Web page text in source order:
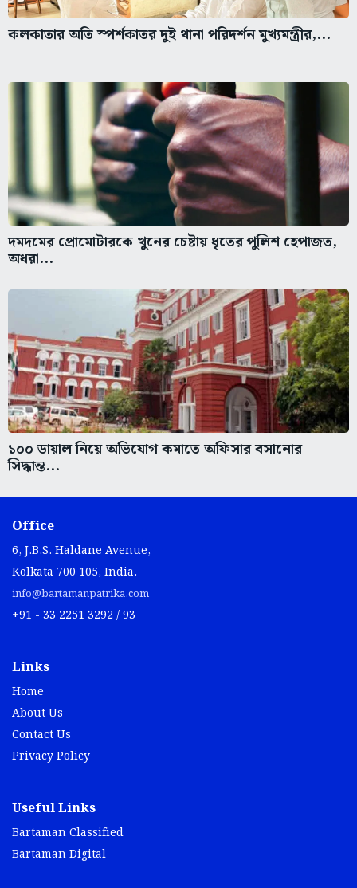
কলকাতার অতি স্পর্শকাতর দুই থানা পরিদর্শন মুখ্যমন্ত্রীর,...
দমদমের প্রোমোটারকে খুনের চেষ্টায় ধৃতের পুলিশ হেপাজত,
অধরা...
১০০ ডায়াল নিয়ে অভিযোগ কমাতে অফিসার বসানোর
সিদ্ধান্ত...
Office
6, J.B.S. Haldane Avenue,
Kolkata 700 105, India.
info@bartamanpatrika.com
+91 - 33 2251 3292 / 93
Links
Home
About Us
Contact Us
Privacy Policy
Useful Links
Bartaman Classified
Bartaman Digital